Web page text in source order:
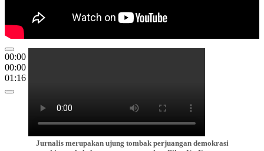
00:00
00:00
01:16
Jurnalis merupakan ujung tombak perjuangan demokrasi